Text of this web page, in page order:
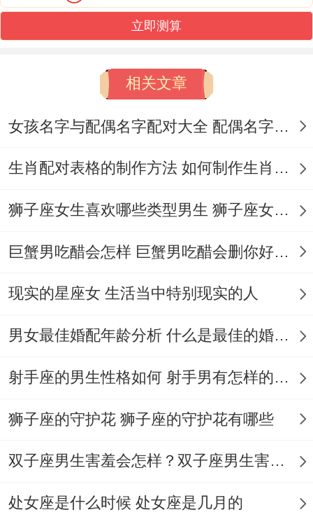
情感宇宙的能量守恒 这类女性再感情中常显
现出"理性容器包裹感性火焰"的特质- 既渴
换言之~2025年九紫右弼星入驻中宫 桃花方
位宜用粉晶阵增强人缘 但需避开每月初七
日约会！
情感升温可选择天喜星临日的良辰:白露第三
至次日（2025年12月23日·壬午·六盒·煞
北）。
需注意亥时（21-23点）易引发的情绪波
财富脉络的时空把握,八白左辅星2025年闪
耀正西方位 -同属蛇水瓶座女生"重精神轻物
（如2025年6月5日·辛卯·五富·煞东；
立即测算
相关文章
女孩名字与配偶名字配对大全 配偶名字配对女孩版
生肖配对表格的制作方法 如何制作生肖配对表格
狮子座女生喜欢哪些类型男生 狮子座女生喜欢哪种男生
巨蟹男吃醋会怎样 巨蟹男吃醋会删你好友吗
现实的星座女 生活当中特别现实的人
男女最佳婚配年龄分析 什么是最佳的婚配年龄吗
射手座的男生性格如何 射手男有怎样的性格
狮子座的守护花 狮子座的守护花有哪些
双子座男生害羞会怎样？双子座男生害羞的表现 双子座男生害羞会怎么样
处女座是什么时候 处女座是几月的